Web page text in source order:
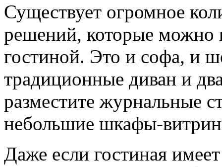
Существует огромное
решений, которые можно
гостиной. Это и софа, и
традиционные диван и
разместите журнальные
небольшие шкафы-
Даже если гостиная